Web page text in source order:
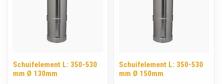
Schuifelement L: 350-530
mm Ø 130mm
Schuifelement L: 350-530
mm Ø 150mm